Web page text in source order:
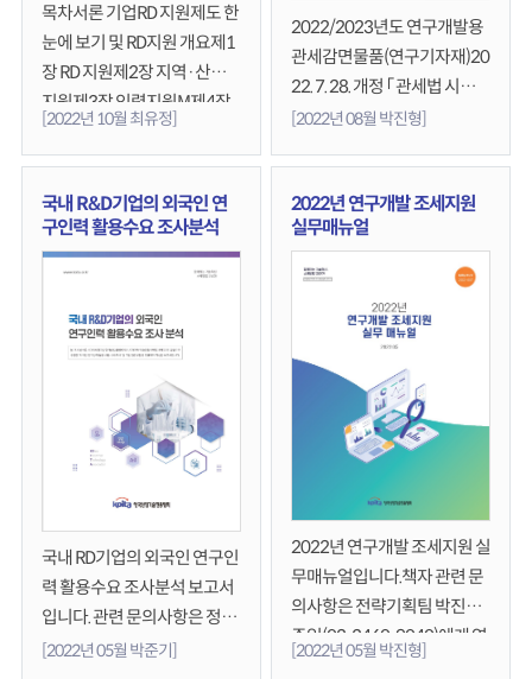
목차서론 기업RD 지원제도 한
눈에 보기 및 RD지원 개요제1
장 RD 지원제2장 지역·산학연
지원제3장 인력지원M제4장
금융지원제5장 인증지원제6
장 판로지원책자와 관련된 문
의사항은 전략기획팀 최유정
주임에게로 연락부탁드립니
다.
[2022년 10월 최유정]
2022/2023년도 연구개발용
관세감면물품(연구기자재)20
22. 7. 28. 개정 「 관세법 시행규
칙」(기획재정부령 제929호)
1호)에 따른 연구개발용 관세
감면 대상물품(46개) 입니다.
주요내용은 다음과 같습니다.
□ 연구개발용 물품 관세감면
제도 개요 ○ 근거법령, 감면신
청, 감면내용, 감면대상, 감면품
목, 감면실적, 감면절차□ 관세
법 시행규칙 개정고시(기획재
정부령 제861호) ○ 개요 - 시
고시내용 : 산업기술 연구·개
일 이후 수입 신고 되는 46개
품목 - 적용기한 : 2022년 7월
28일 ∼ 2022년 개정 시까지
○ 연구개발용 관세감면물품
[2022년 08월 박진형]
국내 R&D기업의 외국인 연
구인력 활용수요 조사분석
국내 RD기업의 외국인 연구인
력 활용수요 조사분석 보고서
입니다. 관련 문의사항은 정책
연구팀 박준기 과장(9074)에
[2022년 05월 박준기]
2022년 연구개발 조세지원
실무매뉴얼
2022년 연구개발 조세지원 실
무매뉴얼입니다.책자 관련 문
의사항은 전략기획팀 박진형
주임(02-3460-9040)에게 연
락부탁드립니다.
[2022년 05월 박진형]